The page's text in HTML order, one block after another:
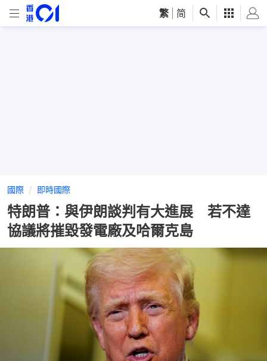
繁 简
國際 即時國際
特朗普：與伊朗談判有大進展 若不達
協議將摧毀發電廠及哈爾克島